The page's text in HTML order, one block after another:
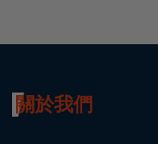
關於我們